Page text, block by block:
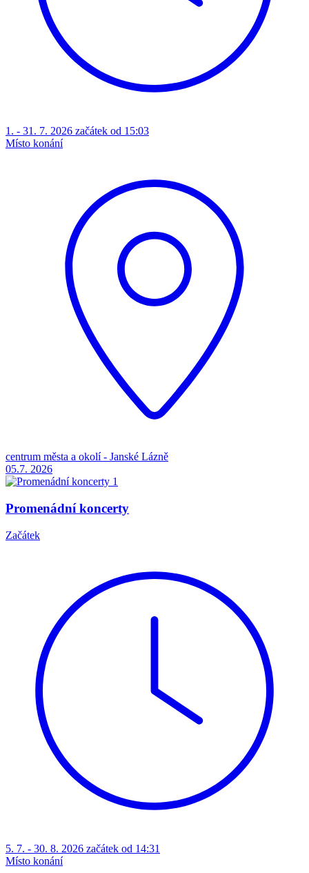
1. - 31. 7. 2026 začátek od 15:03
Místo konání
centrum města a okolí - Janské Lázně
05.7. 2026
Promenádní koncerty
Začátek
5. 7. - 30. 8. 2026 začátek od 14:31
Místo konání